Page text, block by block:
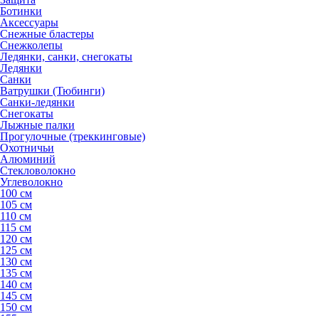
Ботинки
Аксессуары
Снежные бластеры
Снежколепы
Ледянки, санки, снегокаты
Ледянки
Санки
Ватрушки (Тюбинги)
Санки-ледянки
Снегокаты
Лыжные палки
Прогулочные (треккинговые)
Охотничьи
Алюминий
Стекловолокно
Углеволокно
100 см
105 см
110 см
115 см
120 см
125 см
130 см
135 см
140 см
145 см
150 см